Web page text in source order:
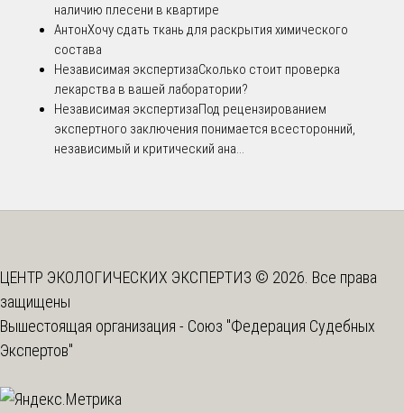
наличию плесени в квартире
АнтонХочу сдать ткань для раскрытия химического
состава
Независимая экспертизаСколько стоит проверка
лекарства в вашей лаборатории?
Независимая экспертизаПод рецензированием
экспертного заключения понимается всесторонний,
независимый и критический ана...
ЦЕНТР ЭКОЛОГИЧЕСКИХ ЭКСПЕРТИЗ © 2026. Все права
защищены
Вышестоящая организация - Союз "Федерация Судебных
Экспертов"